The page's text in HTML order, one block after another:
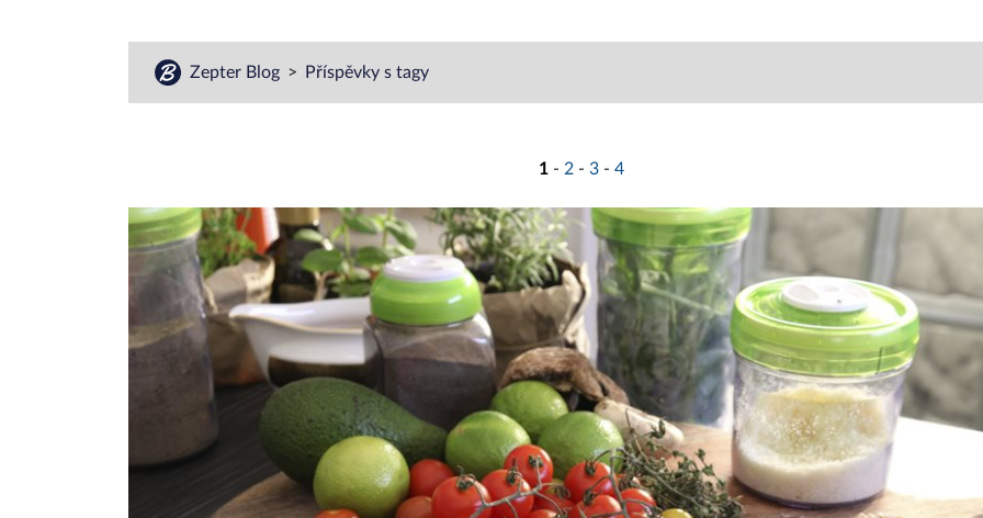
Zepter Blog Příspěvky s tagy
1 - 2 - 3 - 4